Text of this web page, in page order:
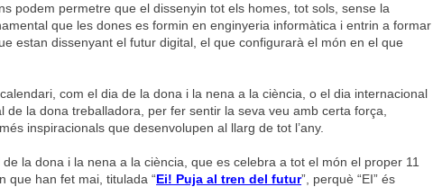
podem permetre que el dissenyin tot els homes, tot sols, sense la
que les dones es formin en enginyeria informàtica i entrin a formar
estan dissenyant el futur digital, el que configurarà el món en el que
com el dia de la dona i la nena a la ciència, o el dia internacional
la dona treballadora, per fer sentir la seva veu amb certa força,
inspiracionals que desenvolupen al llarg de tot l’any.
la dona i la nena a la ciència, que es celebra a tot el món el proper 11
que han fet mai, titulada “Ei! Puja al tren del futur”, perquè “EI” és